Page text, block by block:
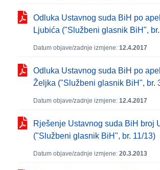
Odluka Ustavnog suda BiH po
Ljubića ("Službeni glasnik BiH",
Datum objave/zadnje izmjene: 12.4.2017
Odluka Ustavnog suda BiH po
Željka ("Službeni glasnik BiH", br.
Datum objave/zadnje izmjene: 12.4.2017
Rješenje Ustavnog suda BiH broj
("Službeni glasnik BiH", br. 11/13)
Datum objave/zadnje izmjene: 20.3.2013